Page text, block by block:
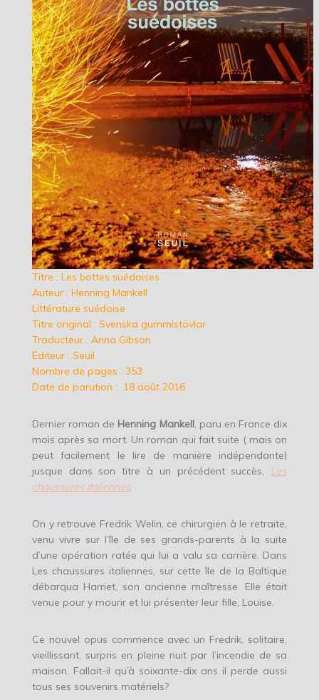
Titre : Les bottes suédoises
Auteur : Henning Mankell
Littérature suédoise
Titre original : Svenska gummistövlar
Traducteur : Anna Gibson
Éditeur : Seuil
Nombre de pages : 353
Date de parution : 18 août 2016
Dernier roman de Henning Mankell, paru en France dix
mois après sa mort. Un roman qui fait suite ( mais on
peut facilement le lire de manière indépendante)
jusque dans son titre à un précédent succès, Les
chaussures italiennes.
On y retrouve Fredrik Welin, ce chirurgien à le retraite,
venu vivre sur l’île de ses grands-parents à la suite
d’une opération ratée qui lui a valu sa carrière. Dans
Les chaussures italiennes, sur cette île de la Baltique
débarqua Harriet, son ancienne maîtresse. Elle était
venue pour y mourir et lui présenter leur fille, Louise.
Ce nouvel opus commence avec un Fredrik, solitaire,
vieillissant, surpris en pleine nuit par l’incendie de sa
maison. Fallait-il qu’à soixante-dix ans il perde aussi
tous ses souvenirs matériels?